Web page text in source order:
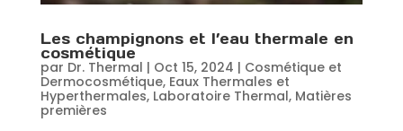
Les champignons et l’eau thermale en
cosmétique
par Dr. Thermal | Oct 15, 2024 | Cosmétique et
Dermocosmétique, Eaux Thermales et
Hyperthermales, Laboratoire Thermal, Matières
premières